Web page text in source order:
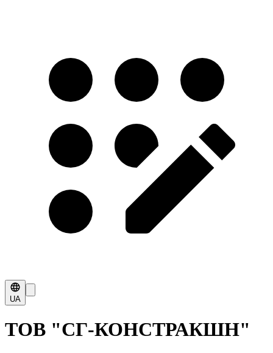
UA
ТОВ "СГ-КОНСТРАКШН"